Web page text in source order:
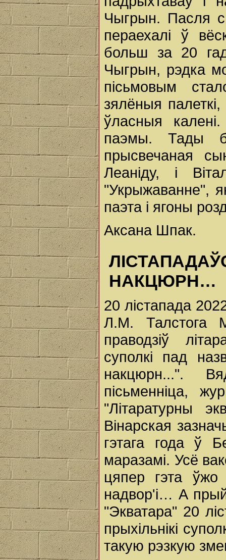
Чыгрын. Пасля
пераехалі ў
больш за 20
Чыгрын, рэдка
пісьмовым
зялёныя
ўласныя
паэмы. Тады
прысвечаная
Леаніду, і
"Укрыжаванне",
паэта і ягоны
Аксана Шпак.
НАКЦЮРН…
20 лістапада
Л.М. Талстога
праводзіў
суполкі пад
накцюрн...".
пісьменніца,
"Літаратурны
Вінарская
гэтага года ў
маразамі. Усё
цяпер гэта
надвор'і… А
"Экватара" 20
прыхільнікі
такую рэзкую